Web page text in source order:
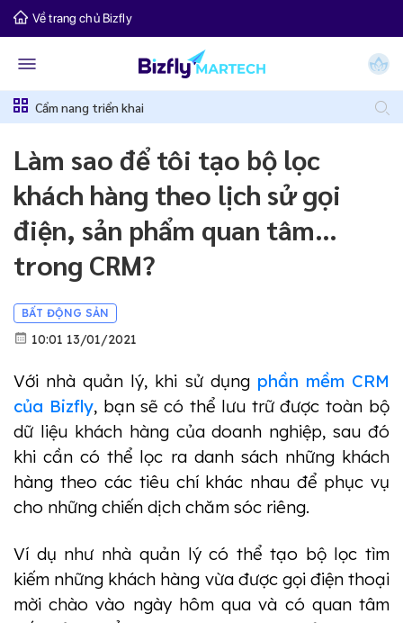
Về trang chủ Bizfly
Cẩm nang triển khai
Làm sao để tôi tạo bộ lọc
khách hàng theo lịch sử gọi
điện, sản phẩm quan tâm…
trong CRM?
BẤT ĐỘNG SẢN
10:01 13/01/2021
Với nhà quản lý, khi sử dụng phần mềm CRM
của Bizfly, bạn sẽ có thể lưu trữ được toàn bộ
dữ liệu khách hàng của doanh nghiệp, sau đó
khi cần có thể lọc ra danh sách những khách
hàng theo các tiêu chí khác nhau để phục vụ
cho những chiến dịch chăm sóc riêng.
Ví dụ như nhà quản lý có thể tạo bộ lọc tìm
kiếm những khách hàng vừa được gọi điện thoại
mời chào vào ngày hôm qua và có quan tâm